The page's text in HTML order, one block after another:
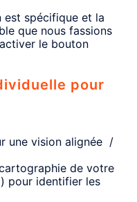
est spécifique et la
que nous fassions
le bouton
pour
une vision alignée /
de votre
pour identifier les